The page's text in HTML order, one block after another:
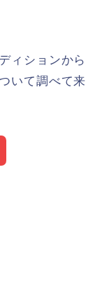
ィションから
いて調べて来